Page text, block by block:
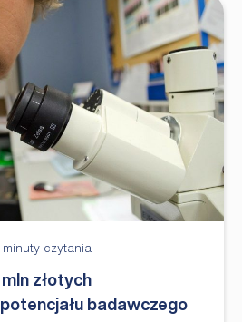
złotych
badawczego
czytania